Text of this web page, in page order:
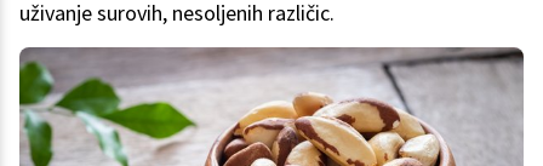
uživanje surovih, nesoljenih različic.